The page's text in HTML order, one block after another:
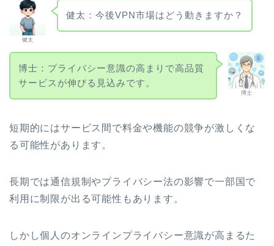
健太
健太：今後VPN市場はどう動きますか？
博士
博士：プライバシー意識の高まりで高品質
サービスが伸びる見込みです。
短期的にはサービス間で料金や機能の競争が激しくな
る可能性があります。
長期では通信規制やプライバシー法の影響で一部国で
利用に制限が出る可能性もあります。
しかし個人のオンラインプライバシー意識が高まるた